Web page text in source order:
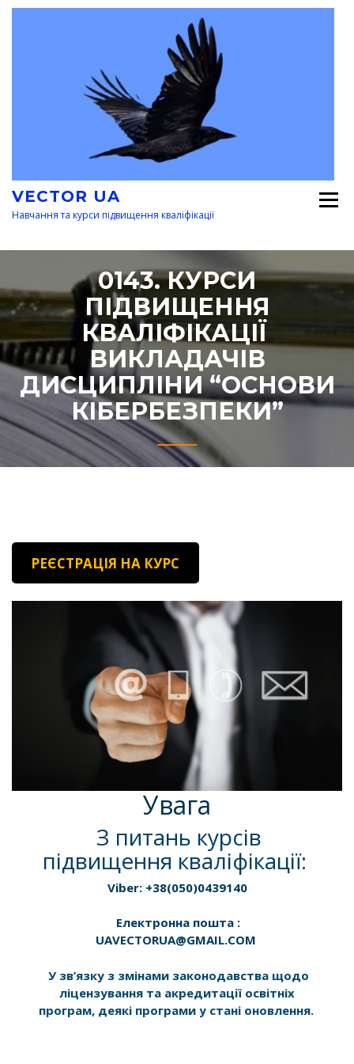
Перейти
VECTOR UA
Навчання та курси підвищення кваліфікації
0143. КУРСИ
ПІДВИЩЕННЯ
КВАЛІФІКАЦІЇ
ВИКЛАДАЧІВ
ДИСЦИПЛІНИ “ОСНОВИ
КІБЕРБЕЗПЕКИ”
РЕЄСТРАЦІЯ НА КУРС
Увага
З питань курсів
підвищення кваліфікації:
Viber: +38(050)0439140
Електронна пошта :
UAVECTORUA@GMAIL.COM
У зв’язку з змінами законодавства щодо
ліцензування та акредитації освітніх
програм, деякі програми у стані оновлення.